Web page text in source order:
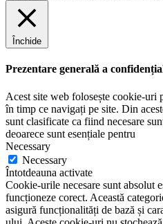
Închide
Prezentare generală a
Acest site web folosește cookie-uri
în timp ce navigați pe site. Din
sunt clasificate ca fiind necesare
deoarece sunt esențiale pentru
Necessary
Necessary
Întotdeauna activate
Cookie-urile necesare sunt absolut
funcționeze corect. Această
asigură funcționalități de bază și